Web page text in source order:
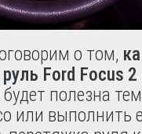
о том,
Ford Focus 2
полезна
или выполнить